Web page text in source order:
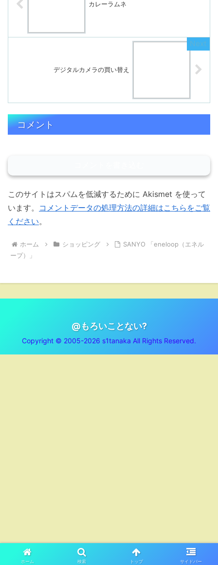
カレーラムネ
デジタルカメラの買い替え
コメント
このサイトはスパムを低減するために Akismet を使って
います。 コメントデータの処理方法の詳細はこちらをご覧
ください。
ホーム ショッピング
SANYO 「eneloop（エネル
ープ）」
@もろいことない?
Copyright © 2005-2026 s1tanaka All Rights Reserved.
ホーム 検索 トップ サイドバー